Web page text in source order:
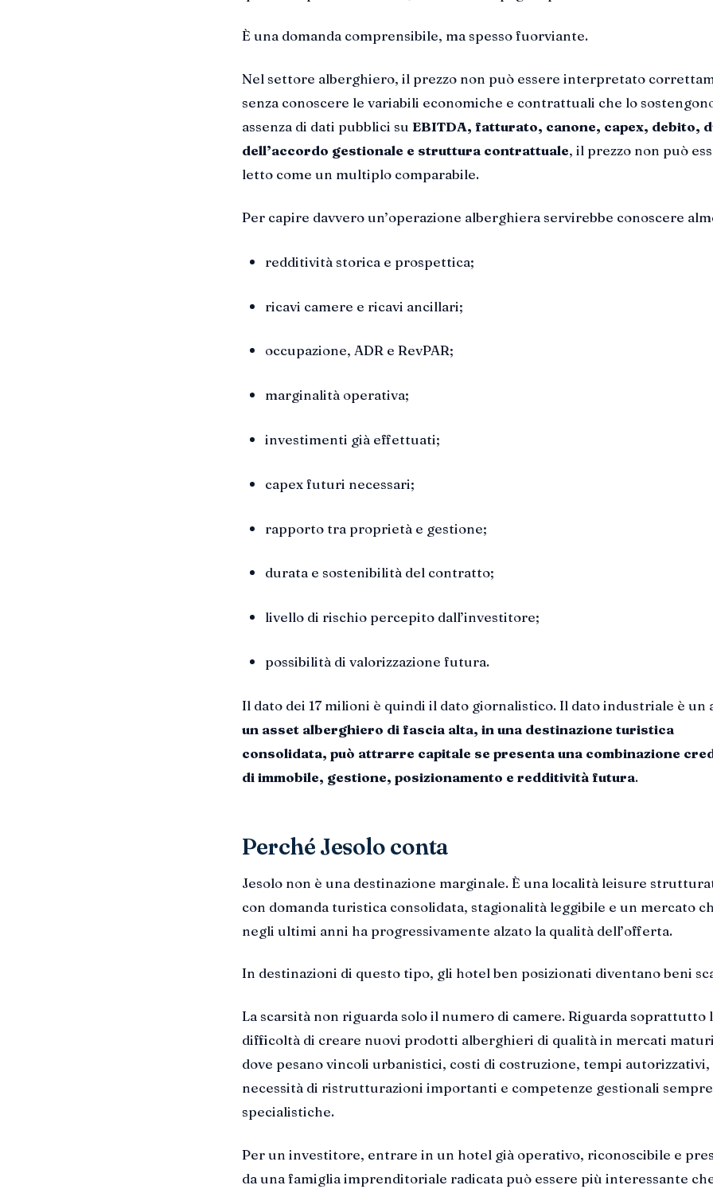
È una domanda comprensibile, ma spesso fuorviante.
Nel settore alberghiero, il prezzo non può essere interpretato
senza conoscere le variabili economiche e contrattuali che lo
assenza di dati pubblici su EBITDA, fatturato, canone, capex, debito,
dell’accordo gestionale e struttura contrattuale, il prezzo non può
letto come un multiplo comparabile.
Per capire davvero un’operazione alberghiera servirebbe conoscere
redditività storica e prospettica;
ricavi camere e ricavi ancillari;
occupazione, ADR e RevPAR;
marginalità operativa;
investimenti già effettuati;
capex futuri necessari;
rapporto tra proprietà e gestione;
durata e sostenibilità del contratto;
livello di rischio percepito dall’investitore;
possibilità di valorizzazione futura.
Il dato dei 17 milioni è quindi il dato giornalistico. Il dato industriale è un
un asset alberghiero di fascia alta, in una destinazione turistica
consolidata, può attrarre capitale se presenta una combinazione
di immobile, gestione, posizionamento e redditività futura.
Perché Jesolo conta
Jesolo non è una destinazione marginale. È una località leisure
con domanda turistica consolidata, stagionalità leggibile e un mercato
negli ultimi anni ha progressivamente alzato la qualità dell’offerta.
In destinazioni di questo tipo, gli hotel ben posizionati diventano beni
La scarsità non riguarda solo il numero di camere. Riguarda soprattutto
difficoltà di creare nuovi prodotti alberghieri di qualità in mercati
dove pesano vincoli urbanistici, costi di costruzione, tempi autorizzativi,
necessità di ristrutturazioni importanti e competenze gestionali
specialistiche.
Per un investitore, entrare in un hotel già operativo, riconoscibile e
da una famiglia imprenditoriale radicata può essere più interessante